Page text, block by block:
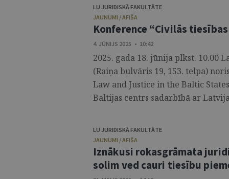
LU JURIDISKĀ FAKULTĀTE
JAUNUMI / AFIŠA
Konference “Civilās
4. JŪNIJS 2025 • 10:42
2025. gada 18. jūnija plkst. 10.00
(Raiņa bulvāris 19, 153. telpa)
Law and Justice in the Baltic
Baltijas centrs sadarbībā ar
LU JURIDISKĀ FAKULTĀTE
JAUNUMI / AFIŠA
Iznākusi rokasgrāmata
solim ved cauri tiesību